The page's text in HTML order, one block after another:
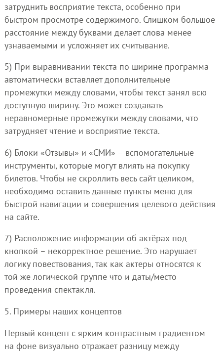
затруднить восприятие текста, особенно при
быстром просмотре содержимого. Слишком большое
расстояние между буквами делает слова менее
узнаваемыми и усложняет их считывание.
5) При выравнивании текста по ширине программа
автоматически вставляет дополнительные
промежутки между словами, чтобы текст занял всю
доступную ширину. Это может создавать
неравномерные промежутки между словами, что
затрудняет чтение и восприятие текста.
6) Блоки «Отзывы» и «СМИ» – вспомогательные
инструменты, которые могут влиять на покупку
билетов. Чтобы не скроллить весь сайт целиком,
необходимо оставить данные пункты меню для
быстрой навигации и совершения целевого действия
на сайте.
7) Расположение информации об актёрах под
кнопкой – некорректное решение. Это нарушает
логику повествования, так как актеры относятся к
той же логической группе что и даты/место
проведения спектакля.
5. Примеры наших концептов
Первый концепт с ярким контрастным градиентом
на фоне визуально отражает разницу между